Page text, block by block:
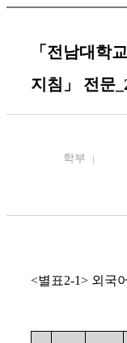
「전남대학
지침」 전문
학부
<별표2-1> 외국